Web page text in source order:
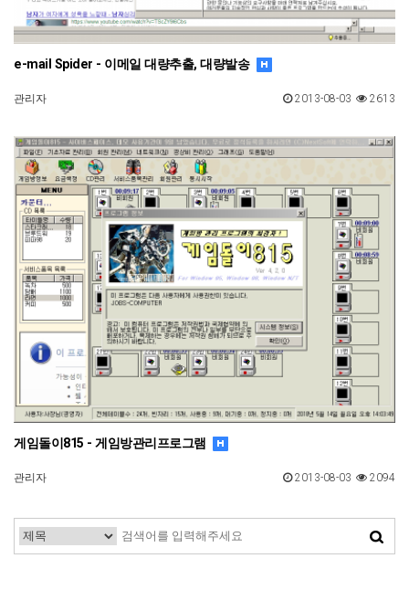
e-mail Spider - 이메일 대량추출, 대량발송
관리자 2613
2013-08-03
게임돌이815 - 게임방관리프로그램
관리자 2094
2013-08-03